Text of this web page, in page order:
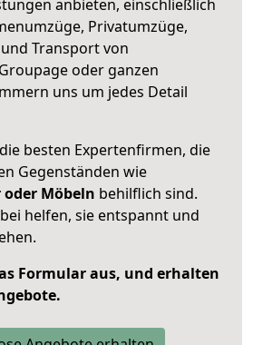
anbieten, einschließlich
Privatumzüge,
Transport von
oder ganzen
uns um jedes Detail
besten Expertenfirmen, die
Gegenständen wie
oder Möbeln behilflich sind.
helfen, sie entspannt und
Formular aus, und erhalten